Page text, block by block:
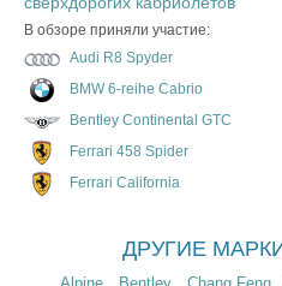
В обзоре приняли участие:
Audi R8 Spyder
BMW 6-reihe Cabrio
Bentley Continental GTC
Ferrari 458 Spider
Ferrari California
ДРУГИЕ